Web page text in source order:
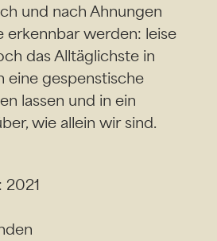
und nach Ahnungen
erkennbar werden: leise
das Alltäglichste in
eine gespenstische
lassen und in ein
wie allein wir sind.
2021